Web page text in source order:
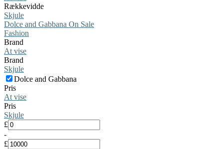
Rækkevidde
Skjule
Dolce and Gabbana On Sale
Fashion
Brand
At vise
Brand
Skjule
Dolce and Gabbana
Pris
At vise
Pris
Skjule
£
-
£